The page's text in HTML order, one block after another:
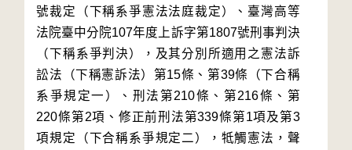
號裁定（下稱系爭憲法法庭裁定）、臺灣高等
法院臺中分院107年度上訴字第1807號刑事判決
（下稱系爭判決），及其分別所適用之憲法訴
訟法（下稱憲訴法）第15條、第39條（下合稱
系爭規定一）、刑法第210條、第216條、第
220條第2項、修正前刑法第339條第1項及第3
項規定（下合稱系爭規定二），牴觸憲法，聲